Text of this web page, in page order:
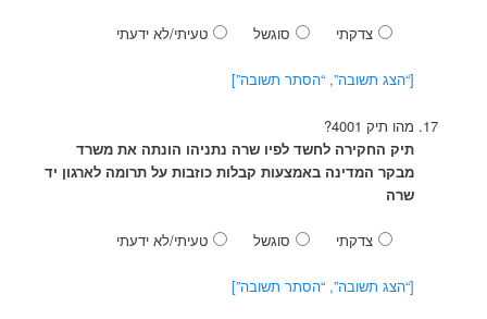
צדקתי סוגשל טעיתי/לא ידעתי
[“הצג תשובה”, “הסתר תשובה”]
מהו תיק 4001?
תיק החקירה לחשד לפיו שרה נתניהו הונתה את משרד
מבקר המדינה באמצעות קבלות כוזבות על תרומה לארגון יד
שרה
צדקתי סוגשל טעיתי/לא ידעתי
[“הצג תשובה”, “הסתר תשובה”]